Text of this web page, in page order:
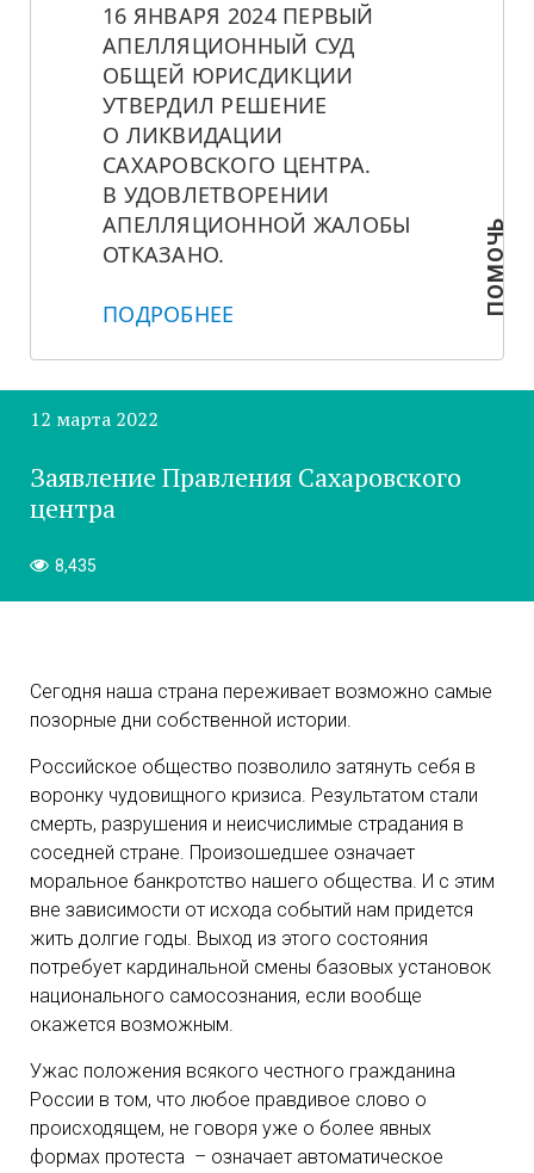
ПОМОЧЬ
16 ЯНВАРЯ 2024 ПЕРВЫЙ
АПЕЛЛЯЦИОННЫЙ СУД
ОБЩЕЙ ЮРИСДИКЦИИ
УТВЕРДИЛ РЕШЕНИЕ
О ЛИКВИДАЦИИ
САХАРОВСКОГО ЦЕНТРА.
В УДОВЛЕТВОРЕНИИ
АПЕЛЛЯЦИОННОЙ ЖАЛОБЫ
ОТКАЗАНО.
ПОДРОБНЕЕ
Заявление Правления Сахаровского
центра
12 марта 2022
8,435
Сегодня наша страна переживает возможно самые
позорные дни собственной истории.
Российское общество позволило затянуть себя в
воронку чудовищного кризиса. Результатом стали
смерть, разрушения и неисчислимые страдания в
соседней стране. Произошедшее означает
моральное банкротство нашего общества. И с этим
вне зависимости от исхода событий нам придется
жить долгие годы. Выход из этого состояния
потребует кардинальной смены базовых установок
национального самосознания, если вообще
окажется возможным.
Ужас положения всякого честного гражданина
России в том, что любое правдивое слово о
происходящем, не говоря уже о более явных
формах протеста – означает автоматическое